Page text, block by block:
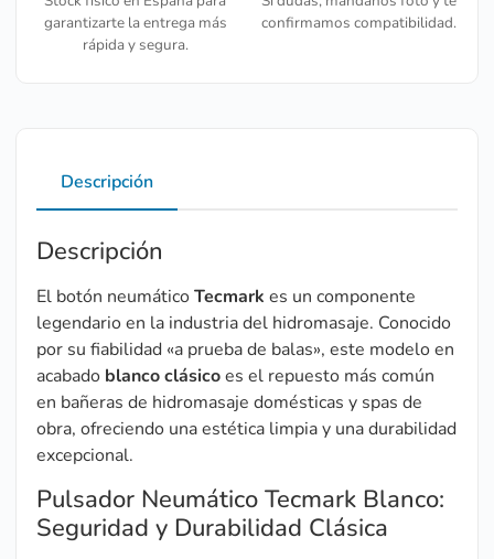
garantizarte la entrega más
rápida y segura.
confirmamos compatibilidad.
Descripción
Descripción
El botón neumáticoTecmark es un componente
legendario en la industria del hidromasaje. Conocido
por su fiabilidad «a prueba de balas», este modelo en
acabado blanco clásicoes el repuesto más común
en bañeras de hidromasaje domésticas y spas de
obra, ofreciendo una estética limpia y una durabilidad
excepcional.
Pulsador Neumático Tecmark Blanco:
Seguridad y Durabilidad Clásica